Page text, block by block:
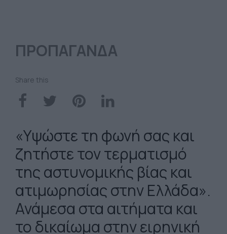
ΠΡΟΠΑΓΑΝΔΑ
Share this
«Υψώστε τη φωνή σας και
ζητήστε τον τερματισμό
της αστυνομικής βίας και
ατιμωρησίας στην Ελλάδα».
Ανάμεσα στα αιτήματα και
το δικαίωμα στην ειρηνική